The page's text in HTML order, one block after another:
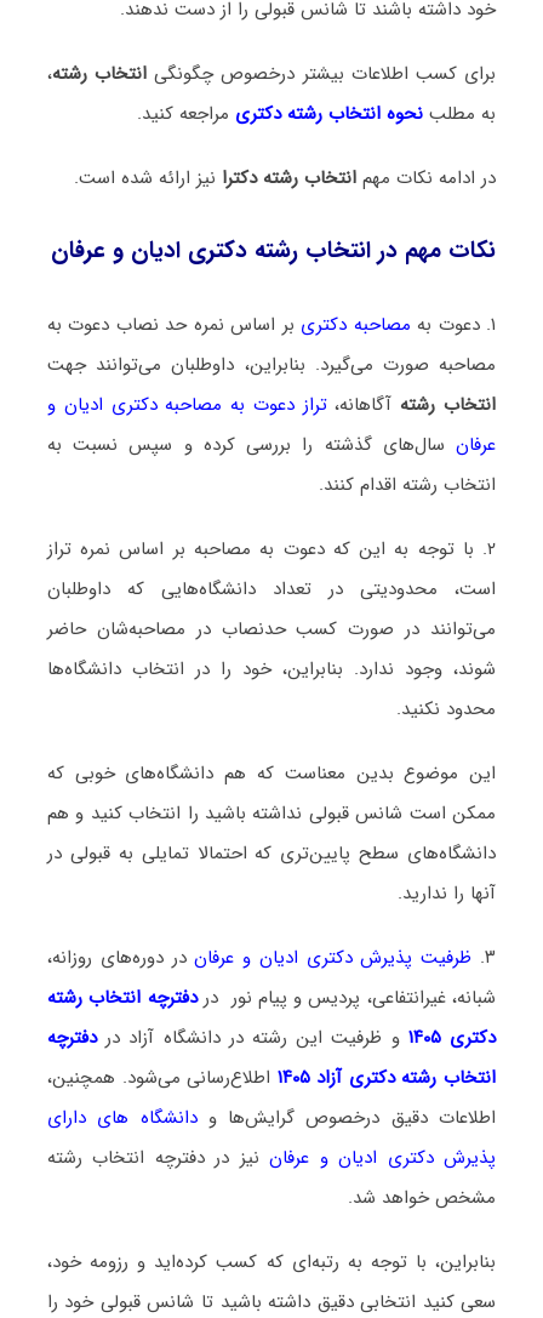
خود داشته باشند تا شانس قبولی را از دست ندهند.
برای کسب اطلاعات بیشتر درخصوص چگونگی انتخاب رشته،
به مطلب نحوه انتخاب رشته دکتری مراجعه کنید.
در ادامه نکات مهم انتخاب رشته دکترا نیز ارائه شده است.
نکات مهم در انتخاب رشته دکتری ادیان و عرفان
۱. دعوت به مصاحبه دکتری بر اساس نمره حد نصاب دعوت به
مصاحبه صورت می‌گیرد. بنابراین، داوطلبان می‌توانند جهت
انتخاب رشته آگاهانه،تراز دعوت به مصاحبه دکتری ادیان و
عرفانسال‌های گذشته را بررسی کرده و سپس نسبت به
انتخاب رشته اقدام کنند.
۲. با توجه به این که دعوت به مصاحبه بر اساس نمره تراز
است، محدودیتی در تعداد دانشگاه‌هایی که داوطلبان
می‌توانند در صورت کسب حدنصاب در مصاحبه‌شان حاضر
شوند، وجود ندارد. بنابراین، خود را در انتخاب دانشگاه‌ها
محدود نکنید.
این موضوع بدین معناست که هم دانشگاه‌های خوبی که
ممکن است شانس قبولی نداشته باشید را انتخاب کنید و هم
دانشگاه‌های سطح پایین‌تری که احتمالا تمایلی به قبولی در
آنها را ندارید.
۳. ظرفیت پذیرش دکتری ادیان و عرفان در دوره‌های روزانه،
شبانه، غیرانتفاعی، پردیس و پیام نور دردفترچه انتخاب رشته
دکتری ۱۴۰۵
و ظرفیت این رشته در دانشگاه آزاد دردفترچه
انتخاب رشته دکتری آزاد ۱۴۰۵
اطلاع‌رسانی می‌شود. همچنین،
اطلاعات دقیق درخصوص گرایش‌ها ودانشگاه‌ های دارای
پذیرش دکتری ادیان و عرفاننیز در دفترچه انتخاب رشته
مشخص خواهد شد.
بنابراین، با توجه به رتبه‌ای که کسب کرده‌اید و رزومه خود،
سعی کنید انتخابی دقیق داشته باشید تا شانس قبولی خود را